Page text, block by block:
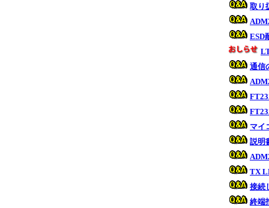
取り
ESD
通信
マイ
説明
TX
接続
終端